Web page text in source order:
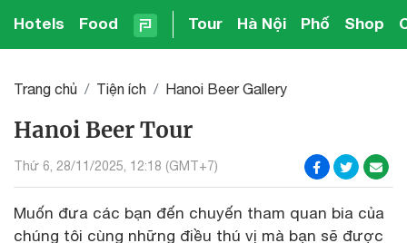
Hotels Food Tour Hà Nội Phố Shop
Trang chủ Tiện ích Hanoi Beer Gallery
Hanoi Beer Tour
Thứ 6, 28/11/2025, 12:18 (GMT+7)
Muốn đưa các bạn đến chuyến tham quan bia của
chúng tôi cùng những điều thú vị mà bạn sẽ được